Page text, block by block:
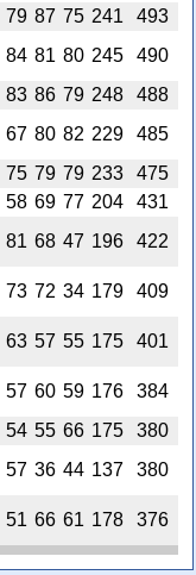
79 87 75 241
493
84 81 80 245
490
83 86 79 248
488
67 80 82 229
485
75 79 79 233
475
58 69 77 204
431
81 68 47 196 422
73 72 34 179 409
63 57 55 175 401
57 60 59 176
384
54 55 66 175
380
57 36 44 137 380
51 66 61 178 376